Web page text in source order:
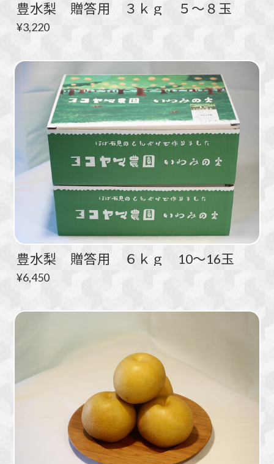
豊水梨 贈答用 ３ｋｇ ５～８玉
¥3,220
豊水梨 贈答用 ６ｋｇ 10～16玉
¥6,450